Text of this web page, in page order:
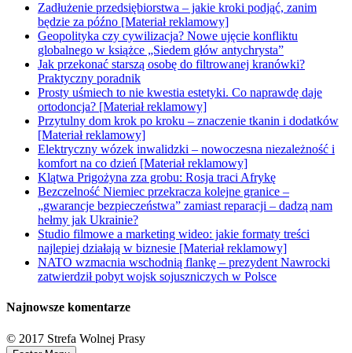
Zadłużenie przedsiębiorstwa – jakie kroki podjąć, zanim
będzie za późno [Materiał reklamowy]
Geopolityka czy cywilizacja? Nowe ujęcie konfliktu
globalnego w książce „Siedem głów antychrysta”
Jak przekonać starszą osobę do filtrowanej kranówki?
Praktyczny poradnik
Prosty uśmiech to nie kwestia estetyki. Co naprawdę daje
ortodoncja? [Materiał reklamowy]
Przytulny dom krok po kroku – znaczenie tkanin i dodatków
[Materiał reklamowy]
Elektryczny wózek inwalidzki – nowoczesna niezależność i
komfort na co dzień [Materiał reklamowy]
Klątwa Prigożyna zza grobu: Rosja traci Afrykę
Bezczelność Niemiec przekracza kolejne granice –
„gwarancje bezpieczeństwa” zamiast reparacji – dadzą nam
hełmy jak Ukrainie?
Studio filmowe a marketing wideo: jakie formaty treści
najlepiej działają w biznesie [Materiał reklamowy]
NATO wzmacnia wschodnią flankę – prezydent Nawrocki
zatwierdził pobyt wojsk sojuszniczych w Polsce
Najnowsze komentarze
© 2017 Strefa Wolnej Prasy